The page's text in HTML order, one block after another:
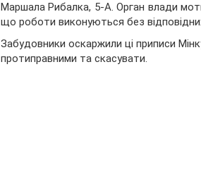
Маршала Рибалка, 5-А. Орган влади
що роботи виконуються без
Забудовники оскаржили ці приписи
протиправними та скасувати.